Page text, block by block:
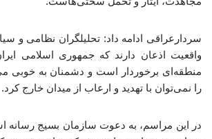
سردارعراقی ادامه داد: تحلیلگران نظامی و
واقعیت اذعان دارند که جمهوری اسلامی
منطقه‌ای برخوردار است و دشمنان به خوبی
را نمی‌توان با تهدید و ارعاب از میدان خارج کرد.
در این مراسم، به دعوت سازمان بسیج رسانه